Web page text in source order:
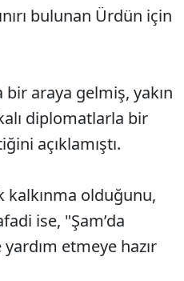
bulunan Ürdün için
bir araya gelmiş, yakın
diplomatlarla bir
açıklamıştı.
kalkınma olduğunu,
ise, "Şam’da
etmeye hazır